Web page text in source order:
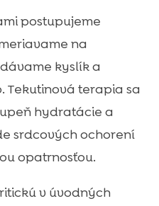
postupujeme
na
kyslík a
Tekutinová terapia sa
hydratácie a
srdcových ochorení
opatrnosťou.
v úvodných